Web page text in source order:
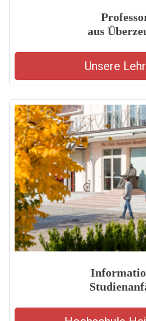
aus
Unsere